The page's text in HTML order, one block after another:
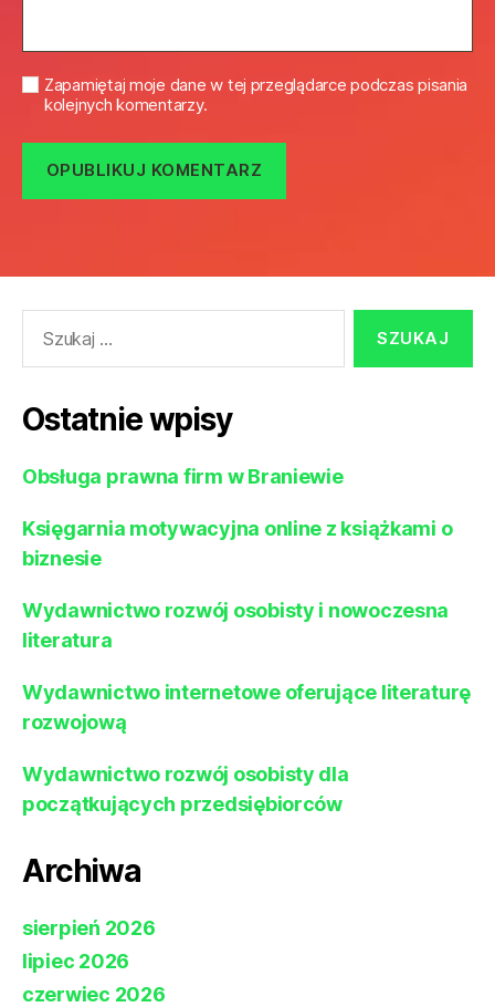
Zapamiętaj moje dane w tej przeglądarce podczas pisania
kolejnych komentarzy.
Ostatnie wpisy
Obsługa prawna firm w Braniewie
Księgarnia motywacyjna online z książkami o
biznesie
Wydawnictwo rozwój osobisty i nowoczesna
literatura
Wydawnictwo internetowe oferujące literaturę
rozwojową
Wydawnictwo rozwój osobisty dla
początkujących przedsiębiorców
Archiwa
sierpień 2026
lipiec 2026
czerwiec 2026